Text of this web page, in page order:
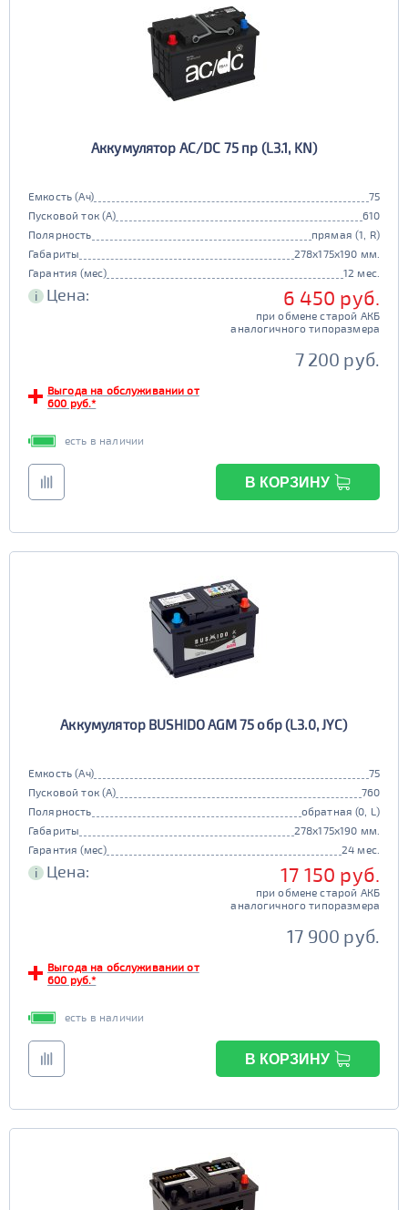
Аккумулятор AC/DC 75 пр (L3.1, KN)
Емкость (Ач)
75
Пусковой ток (А)
610
Полярность
прямая (1, R)
Габариты
278x175x190 мм.
Гарантия (мес)
12 мес.
i Цена: 6 450 руб.
при обмене старой АКБ
аналогичного типоразмера
7 200 руб.
Выгода на обслуживании от
600 руб.*
есть в наличии
В КОРЗИНУ
Аккумулятор BUSHIDO AGM 75 обр (L3.0, JYC)
Емкость (Ач)
75
Пусковой ток (А)
760
Полярность
обратная (0, L)
Габариты
278x175x190 мм.
Гарантия (мес)
24 мес.
i Цена: 17 150 руб.
при обмене старой АКБ
аналогичного типоразмера
17 900 руб.
Выгода на обслуживании от
600 руб.*
есть в наличии
В КОРЗИНУ